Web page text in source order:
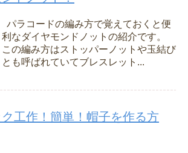
パラコードの編み方で覚えておくと便
利なダイヤモンドノットの紹介です。
この編み方はストッパーノットや玉結び
とも呼ばれていてブレスレット...
工作！簡単！帽子を作る方